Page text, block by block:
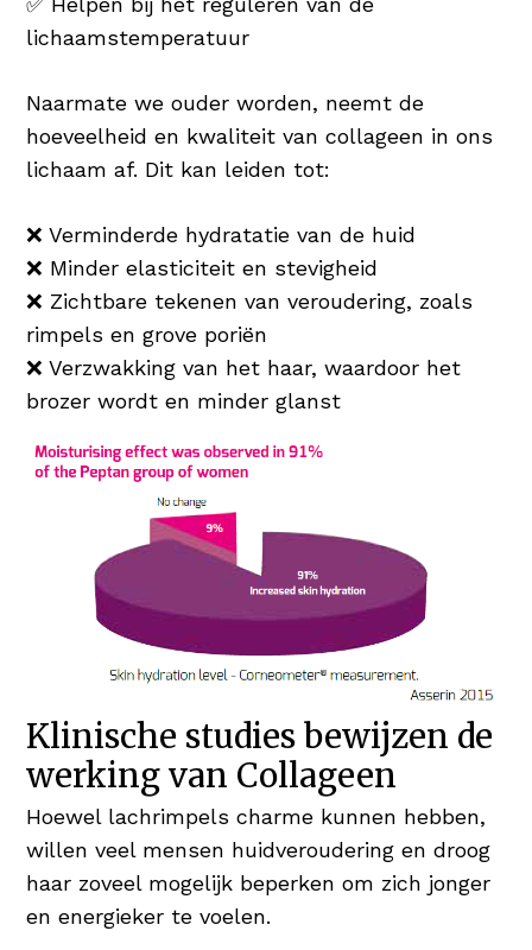
lichaamstemperatuur
Naarmate we ouder worden, neemt de
hoeveelheid en kwaliteit van collageen in ons
lichaam af. Dit kan leiden tot:
❌ Verminderde hydratatie van de huid
❌ Minder elasticiteit en stevigheid
❌ Zichtbare tekenen van veroudering, zoals
rimpels en grove poriën
❌ Verzwakking van het haar, waardoor het
brozer wordt en minder glanst
Klinische studies bewijzen de
werking van Collageen
Hoewel lachrimpels charme kunnen hebben,
willen veel mensen huidveroudering en droog
haar zoveel mogelijk beperken om zich jonger
en energieker te voelen.